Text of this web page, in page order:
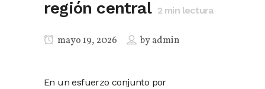
región central 2 min lectura
mayo 19, 2026 byadmin
En un esfuerzo conjunto por